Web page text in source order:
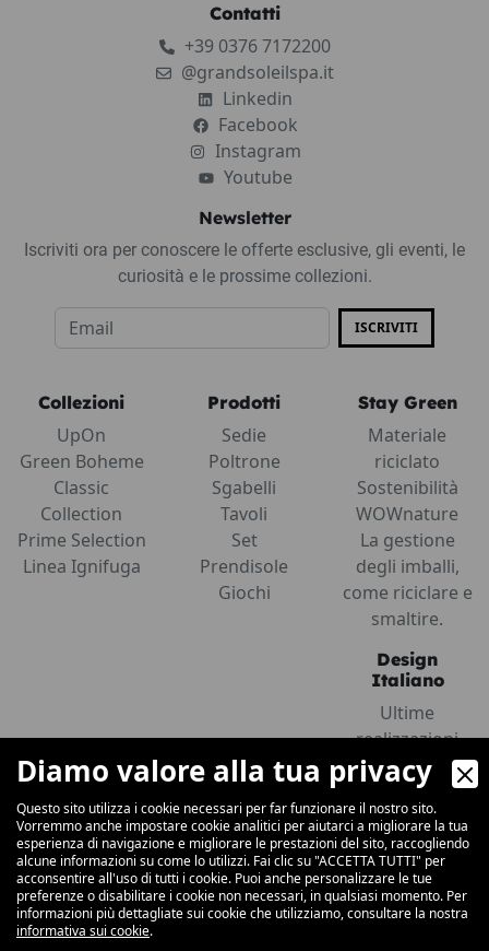
Contatti
+39 0376 7172200
@grandsoleilspa.it
Linkedin
Facebook
Instagram
Youtube
Newsletter
Iscriviti ora per conoscere le offerte esclusive, gli eventi, le
curiosità e le prossime collezioni.
ISCRIVITI
Collezioni
UpOn
Green Boheme
Classic
Collection
Prime Selection
Linea Ignifuga
Prodotti
Sedie
Poltrone
Sgabelli
Tavoli
Set
Prendisole
Giochi
Stay Green
Materiale
riciclato
Sostenibilità
WOWnature
La gestione
degli imballi,
come riciclare e
smaltire.
Design
Italiano
Ultime
realizzazioni
Materiali
Comunicazione
News
Fiere ed Eventi
Cataloghi
Azienda
Condizioni
Generali di
vendita
Certificazioni
Info
Contatti
Lavora con noi
Newsletter
Diamo valore alla tua privacy
Questo sito utilizza i cookie necessari per far funzionare il nostro sito.
Vorremmo anche impostare cookie analitici per aiutarci a migliorare la tua
esperienza di navigazione e migliorare le prestazioni del sito, raccogliendo
alcune informazioni su come lo utilizzi. Fai clic su "ACCETTA TUTTI" per
acconsentire all'uso di tutti i cookie. Puoi anche personalizzare le tue
preferenze o disabilitare i cookie non necessari, in qualsiasi momento. Per
informazioni più dettagliate sui cookie che utilizziamo, consultare la nostra
informativa sui cookie.